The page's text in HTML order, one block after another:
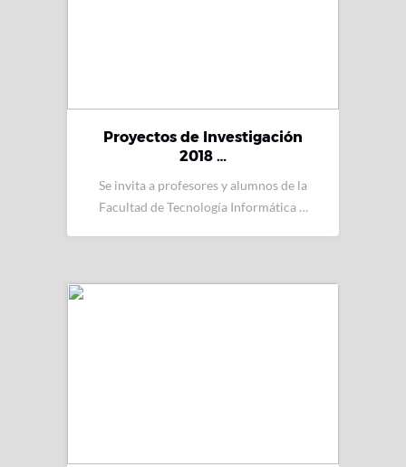
Proyectos de Investigación
2018 …
Se invita a profesores y alumnos de la
Facultad de Tecnología Informática …